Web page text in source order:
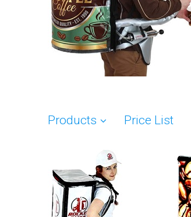
Products Price List